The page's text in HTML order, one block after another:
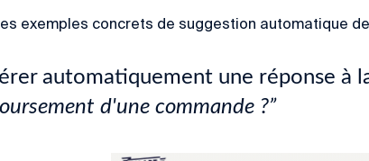
exemples concrets de suggestion automatique
automatiquement une réponse à
d'une commande ?”